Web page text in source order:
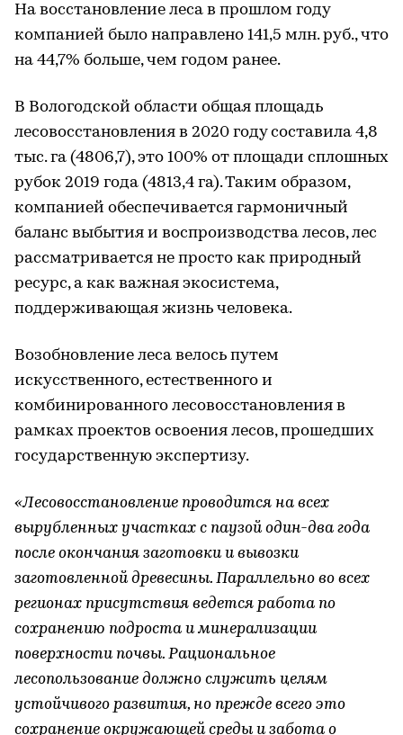
На восстановление леса в прошлом году
компанией было направлено 141,5 млн. руб., что
на 44,7% больше, чем годом ранее.
В Вологодской области общая площадь
лесовосстановления в 2020 году составила 4,8
тыс. га (4806,7), это 100% от площади сплошных
рубок 2019 года (4813,4 га). Таким образом,
компанией обеспечивается гармоничный
баланс выбытия и воспроизводства лесов, лес
рассматривается не просто как природный
ресурс, а как важная экосистема,
поддерживающая жизнь человека.
Возобновление леса велось путем
искусственного, естественного и
комбинированного лесовосстановления в
рамках проектов освоения лесов, прошедших
государственную экспертизу.
«Лесовосстановление проводится на всех
вырубленных участках с паузой один-два года
после окончания заготовки и вывозки
заготовленной древесины. Параллельно во всех
регионах присутствия ведется работа по
сохранению подроста и минерализации
поверхности почвы. Рациональное
лесопользование должно служить целям
устойчивого развития, но прежде всего это
сохранение окружающей среды и забота о